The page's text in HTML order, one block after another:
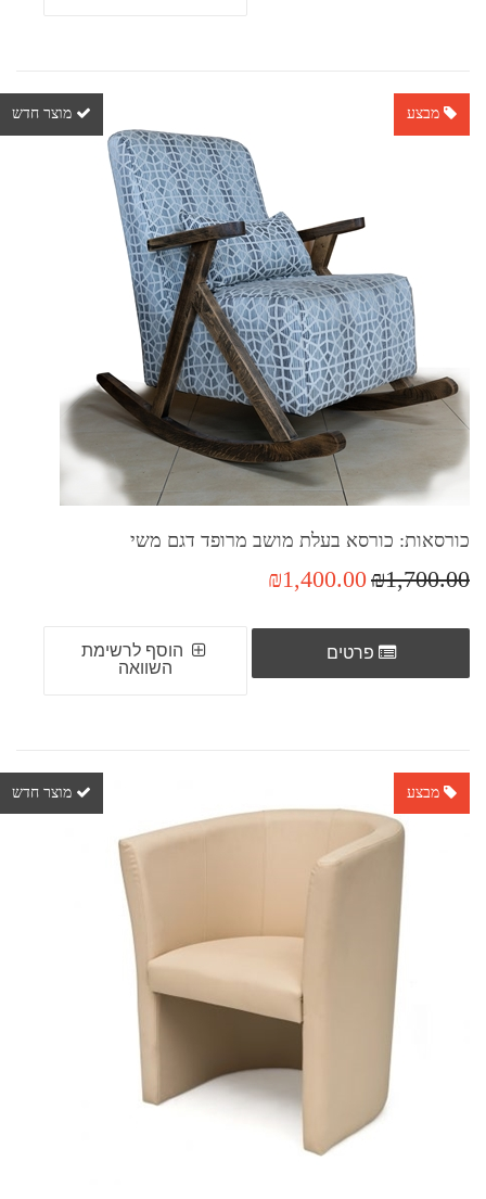
מוצר חדש מבצע
כורסאות: כורסא בעלת מושב מרופד דגם משי
₪1,700.00
₪1,400.00
פרטים
הוסף לרשימת
השוואה
מוצר חדש מבצע